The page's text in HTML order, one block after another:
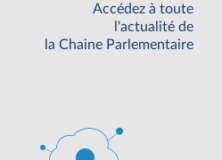
Accédez à toute
l'actualité de
la Chaine Parlementaire